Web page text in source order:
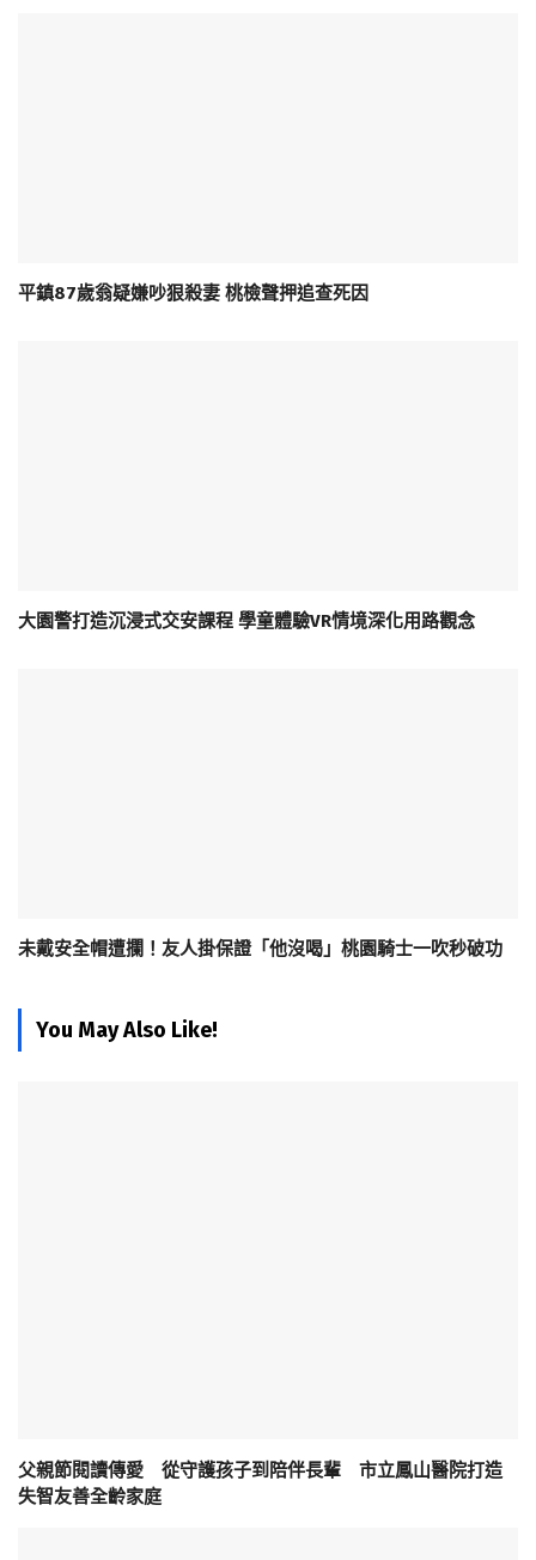
平鎮87歲翁疑嫌吵狠殺妻 桃檢聲押追查死因
大園警打造沉浸式交安課程 學童體驗VR情境深化用路觀念
未戴安全帽遭攔！友人掛保證「他沒喝」桃園騎士一吹秒破功
You May Also Like!
父親節閱讀傳愛 從守護孩子到陪伴長輩 市立鳳山醫院打造
失智友善全齡家庭